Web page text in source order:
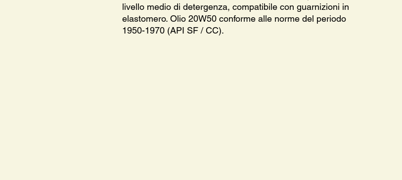
livello medio di detergenza, compatibile con guarnizioni in
elastomero. Olio 20W50 conforme alle norme del periodo
1950-1970 (API SF / CC).